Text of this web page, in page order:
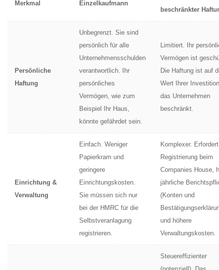
Merkmal Einzelkaufmann
beschränkter
Persönliche
Haftung
Unbegrenzt. Sie sind
persönlich für alle
Unternehmensschulden
verantwortlich. Ihr
persönliches
Vermögen, wie zum
Beispiel Ihr Haus,
könnte gefährdet sein.
Limitiert. Ihr
Vermögen ist
Die Haftung ist auf
Wert Ihrer
das Unternehmen
beschränkt.
Einrichtung &
Verwaltung
Einfach. Weniger
Papierkram und
geringere
Einrichtungskosten.
Sie müssen sich nur
bei der HMRC für die
Selbstveranlagung
registrieren.
Komplexer.
Registrierung beim
Companies House,
jährliche
(Konten und
und höhere
Verwaltungskosten.
Steuereffizienter